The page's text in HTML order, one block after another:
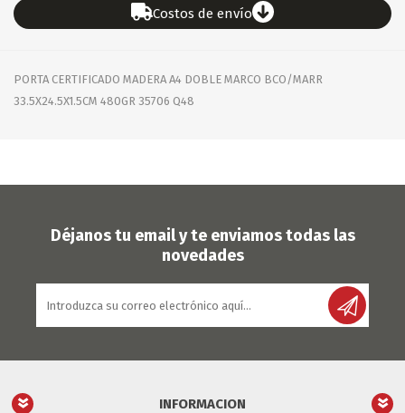
Costos de envío
PORTA CERTIFICADO MADERA A4 DOBLE MARCO BCO/MARR
33.5X24.5X1.5CM 480GR 35706 Q48
Déjanos tu email y te enviamos todas las
novedades
INFORMACION